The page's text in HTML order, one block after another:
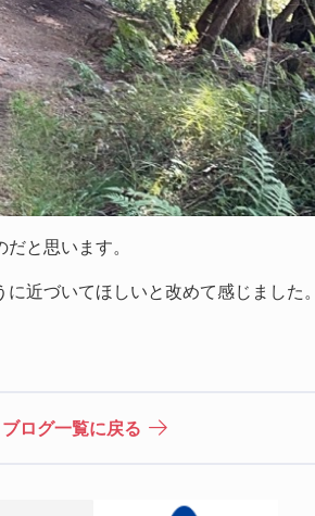
と思います。
近づいてほしいと改めて感じました
ブログ一覧に戻る